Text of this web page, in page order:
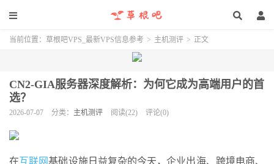
当前位置： 草根吧VPS_最新VPS信息参考 > 主机测评 > 正文
CN2-GIA服务器深度解析：为何它成为高端用户的首
选？
2026-07-07 分类： 主机测评 阅读(22) 评论(0)
在互联网基础设施日益复杂的今天，企业出海、跨境电商、